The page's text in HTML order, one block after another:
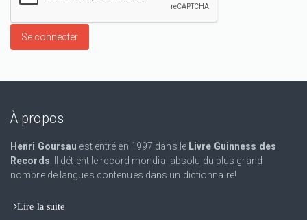
À propos
Henri Goursau est entré en 1997 dans le Livre Guinness des
Records. Il détient le record mondial absolu du plus grand
nombre de langues contenues dans un dictionnaire!
Lire la suite